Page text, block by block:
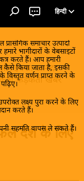
हिन्दी
समाचार उत्पादों
भागीदारों के वेबसाइटों
करते हैं। आप हमारी
कैसे किया जाता है, इसकी
विस्तृत वर्णन प्राप्त करने के
पढ़िए।
लक्ष्य पुरा करने के लिए
करते हैं।
सहमति वापस ले सकते हैं।
इनका आनंद
फड़कती खबरें
देश के लिए